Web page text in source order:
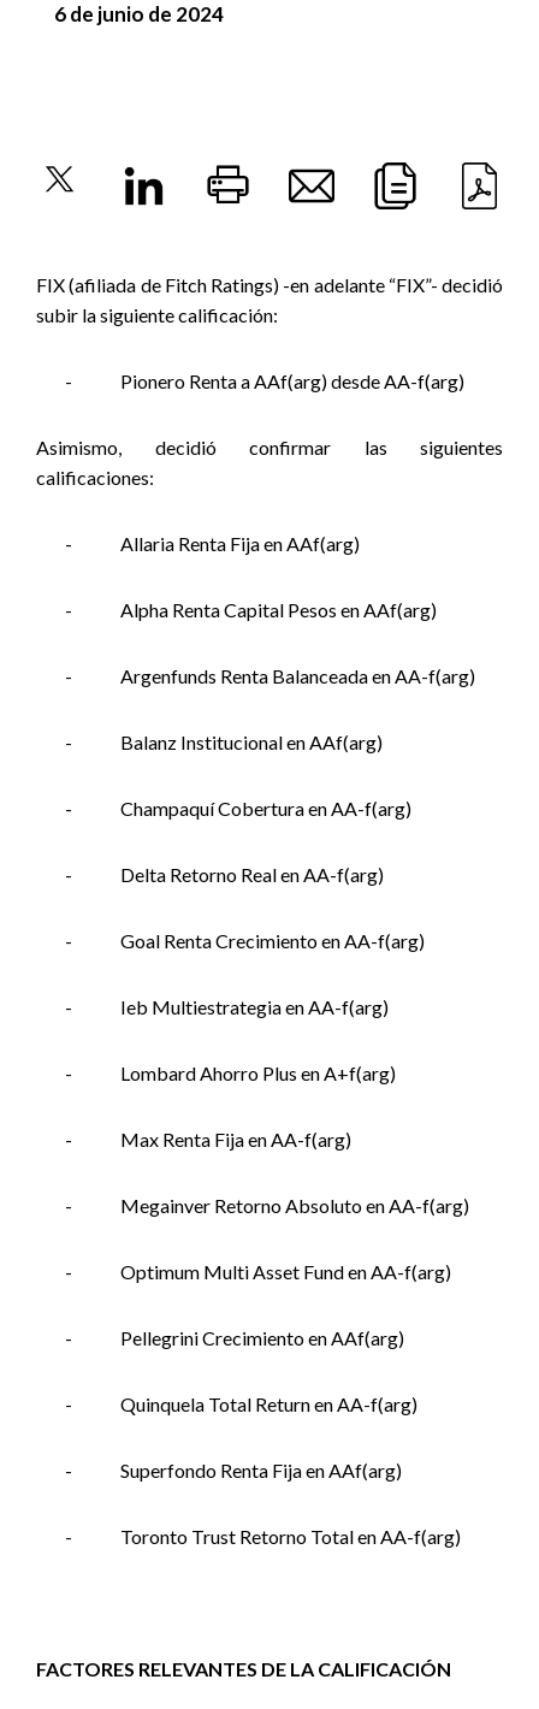
6 de junio de 2024
FIX (afiliada de Fitch Ratings) -en adelante “FIX”- decidió
subir la siguiente calificación:
- Pionero Renta a AAf(arg) desde AA-f(arg)
Asimismo, decidió confirmar las siguientes
calificaciones:
- Allaria Renta Fija en AAf(arg)
- Alpha Renta Capital Pesos en AAf(arg)
- Argenfunds Renta Balanceada en AA-f(arg)
- Balanz Institucional en AAf(arg)
- Champaquí Cobertura en AA-f(arg)
- Delta Retorno Real en AA-f(arg)
- Goal Renta Crecimiento en AA-f(arg)
- Ieb Multiestrategia en AA-f(arg)
- Lombard Ahorro Plus en A+f(arg)
- Max Renta Fija en AA-f(arg)
- Megainver Retorno Absoluto en AA-f(arg)
- Optimum Multi Asset Fund en AA-f(arg)
- Pellegrini Crecimiento en AAf(arg)
- Quinquela Total Return en AA-f(arg)
- Superfondo Renta Fija en AAf(arg)
- Toronto Trust Retorno Total en AA-f(arg)
FACTORES RELEVANTES DE LA CALIFICACIÓN